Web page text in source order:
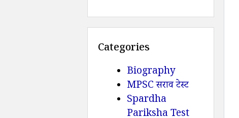
Categories
Biography
MPSC सराव टेस्ट
Spardha
Pariksha Test